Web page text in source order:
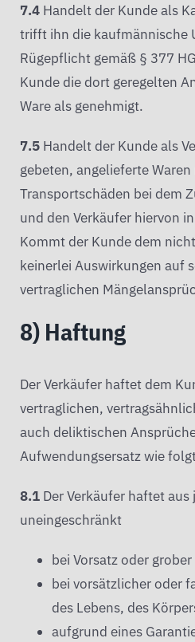
7.4 Handelt der Kunde als
trifft ihn die kaufmännische
Rügepflicht gemäß § 377
Kunde die dort geregelten
Ware als genehmigt.
7.5 Handelt der Kunde als
gebeten, angelieferte
Transportschäden bei dem
und den Verkäufer hiervon
Kommt der Kunde dem
keinerlei Auswirkungen auf
vertraglichen
8) Haftung
Der Verkäufer haftet dem
vertraglichen,
auch deliktischen
Aufwendungsersatz wie
8.1 Der Verkäufer haftet
uneingeschränkt
bei Vorsatz oder
bei vorsätzlicher oder
des Lebens, des
aufgrund eines